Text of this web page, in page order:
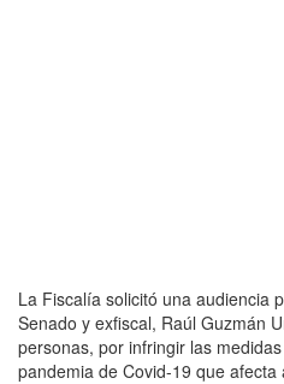
La Fiscalía solicitó una audiencia
Senado y exfiscal, Raúl Guzmán
personas, por infringir las
pandemia de Covid-19 que afecta